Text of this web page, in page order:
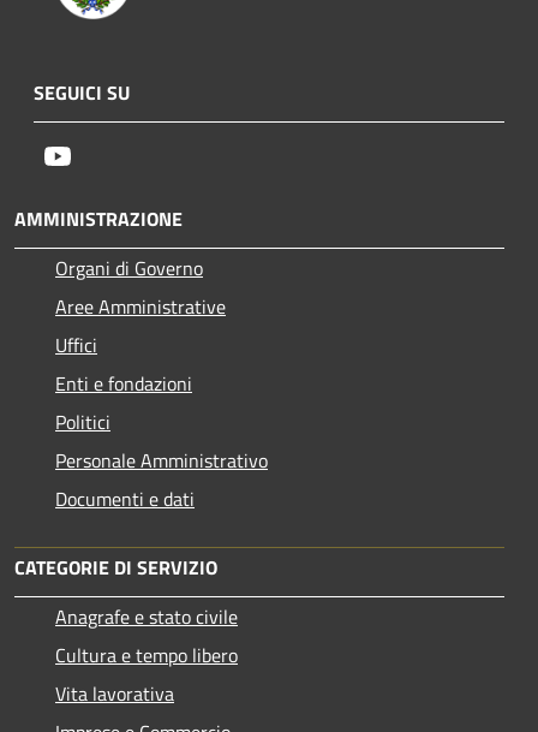
SEGUICI SU
AMMINISTRAZIONE
Organi di Governo
Aree Amministrative
Uffici
Enti e fondazioni
Politici
Personale Amministrativo
Documenti e dati
CATEGORIE DI SERVIZIO
Anagrafe e stato civile
Cultura e tempo libero
Vita lavorativa